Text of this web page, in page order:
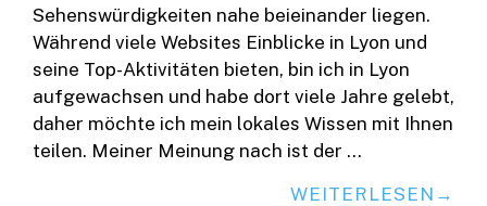
Sehenswürdigkeiten nahe beieinander liegen.
Während viele Websites Einblicke in Lyon und
seine Top-Aktivitäten bieten, bin ich in Lyon
aufgewachsen und habe dort viele Jahre gelebt,
daher möchte ich mein lokales Wissen mit Ihnen
teilen. Meiner Meinung nach ist der …
WEITERLESEN